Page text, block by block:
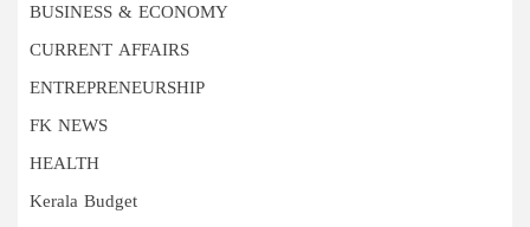
BUSINESS & ECONOMY
CURRENT AFFAIRS
ENTREPRENEURSHIP
FK NEWS
HEALTH
Kerala Budget